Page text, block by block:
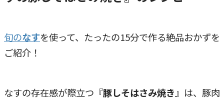
旬のなすを使って、たったの15分で作る絶品おかずを
ご紹介！
なすの存在感が際立つ『豚しそはさみ焼き』は、豚肉